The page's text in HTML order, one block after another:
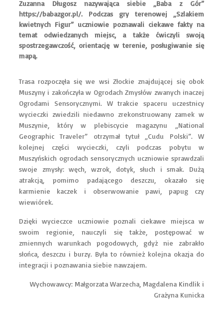
Zuzanna Długosz nazywająca siebie „Baba z Gór”
https://babazgor.pl/. Podczas gry terenowej „Szlakiem
kwietnych Figur” uczniowie poznawali ciekawe fakty na
temat odwiedzanych miejsc, a także ćwiczyli swoją
spostrzegawczość, orientację w terenie, posługiwanie się
mapą.
Trasa rozpoczęła się we wsi Złockie znajdującej się obok
Muszyny i zakończyła w Ogrodach Zmysłów zwanych inaczej
Ogrodami Sensorycznymi. W trakcie spaceru uczestnicy
wycieczki zwiedzili niedawno zrekonstruowany zamek w
Muszynie, który w plebiscycie magazynu „National
Geographic Traveler” otrzymał tytuł „Cudu Polski”. W
kolejnej części wycieczki, czyli podczas pobytu w
Muszyńskich ogrodach sensorycznych uczniowie sprawdzali
swoje zmysły: węch, wzrok, dotyk, słuch i smak. Dużą
atrakcją, pomimo padającego deszczu, okazało się
karmienie kaczek i obserwowanie pawi, papug czy
wiewiórek.
Dzięki wycieczce uczniowie poznali ciekawe miejsca w
swoim regionie, nauczyli się także, postępować w
zmiennych warunkach pogodowych, gdyż nie zabrakło
słońca, deszczu i burzy. Była to również kolejna okazja do
integracji i poznawania siebie nawzajem.
Wychowawcy: Małgorzata Warzecha, Magdalena Kindlik i
Grażyna Kunicka